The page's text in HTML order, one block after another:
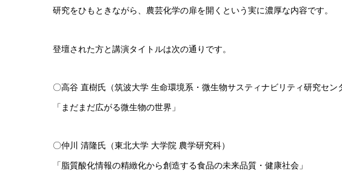
研究をひもときながら、農芸化学の扉を開くという実に濃厚な内容です。
登壇された方と講演タイトルは次の通りです。
〇高谷 直樹氏（筑波大学 生命環境系・微生物サスティナビリティ研究セ
「まだまだ広がる微生物の世界」
〇仲川 清隆氏（東北大学 大学院 農学研究科）
「脂質酸化情報の精緻化から創造する食品の未来品質・健康社会」